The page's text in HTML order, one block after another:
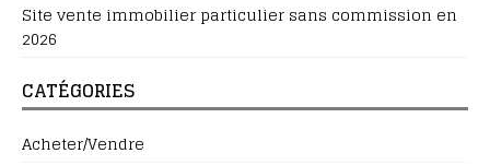
Site vente immobilier particulier sans commission en
2026
CATÉGORIES
Acheter/Vendre